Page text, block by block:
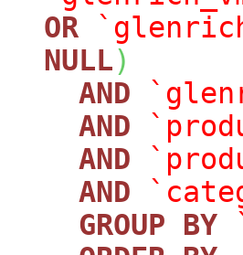
OR
NULL)
AND
AND
AND
AND
GROUP
BY